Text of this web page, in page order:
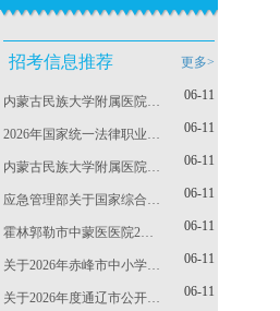
招考信息推荐 更多>
06-11
内蒙古民族大学附属医院…
06-11
2026年国家统一法律职业…
06-11
内蒙古民族大学附属医院…
06-11
应急管理部关于国家综合…
06-11
霍林郭勒市中蒙医医院2…
06-11
关于2026年赤峰市中小学…
06-11
关于2026年度通辽市公开…